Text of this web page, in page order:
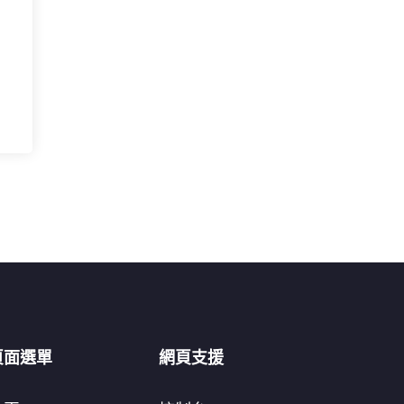
面選單 網頁支援